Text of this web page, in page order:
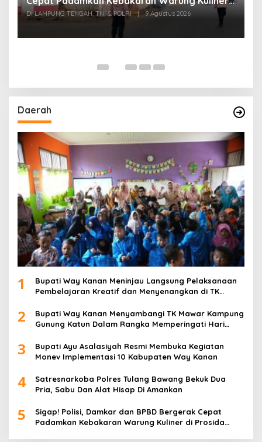
di Prosida Bandar Jaya
Di LAMPUNG TENGAH, TNI & POLRI | 9 Agustus 2026
Daerah
1
Bupati Way Kanan Meninjau Langsung Pelaksanaan
Pembelajaran Kreatif dan Menyenangkan di TK
2
Bupati Way Kanan Menyambangi TK Mawar Kampung
Gunung Katun Dalam Rangka Memperingati Hari
3
Bupati Ayu Asalasiyah Resmi Membuka Kegiatan
Monev Implementasi 10 Kabupaten Way Kanan
4
Satresnarkoba Polres Tulang Bawang Bekuk Dua
Pria, Sabu Dan Alat Hisap Di Amankan
5
Sigap! Polisi, Damkar dan BPBD Bergerak Cepat
Padamkan Kebakaran Warung Kuliner di Prosida